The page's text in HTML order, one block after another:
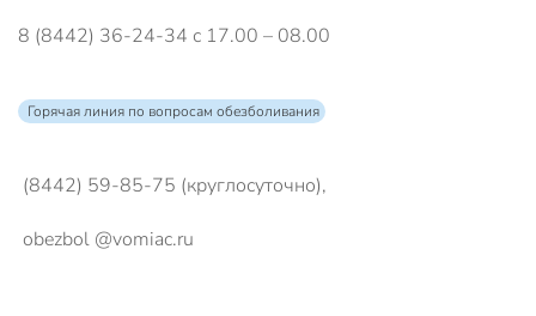
8 (8442) 36-24-34 с 17.00 – 08.00
Горячая линия по вопросам обезболивания
(8442) 59-85-75 (круглосуточно),
obezbol @vomiac.ru